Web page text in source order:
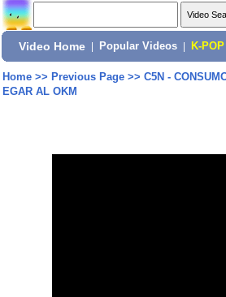
Video Home Popular Videos K-POP
Home>> Previous Page>> C5N -
EGAR AL OKM